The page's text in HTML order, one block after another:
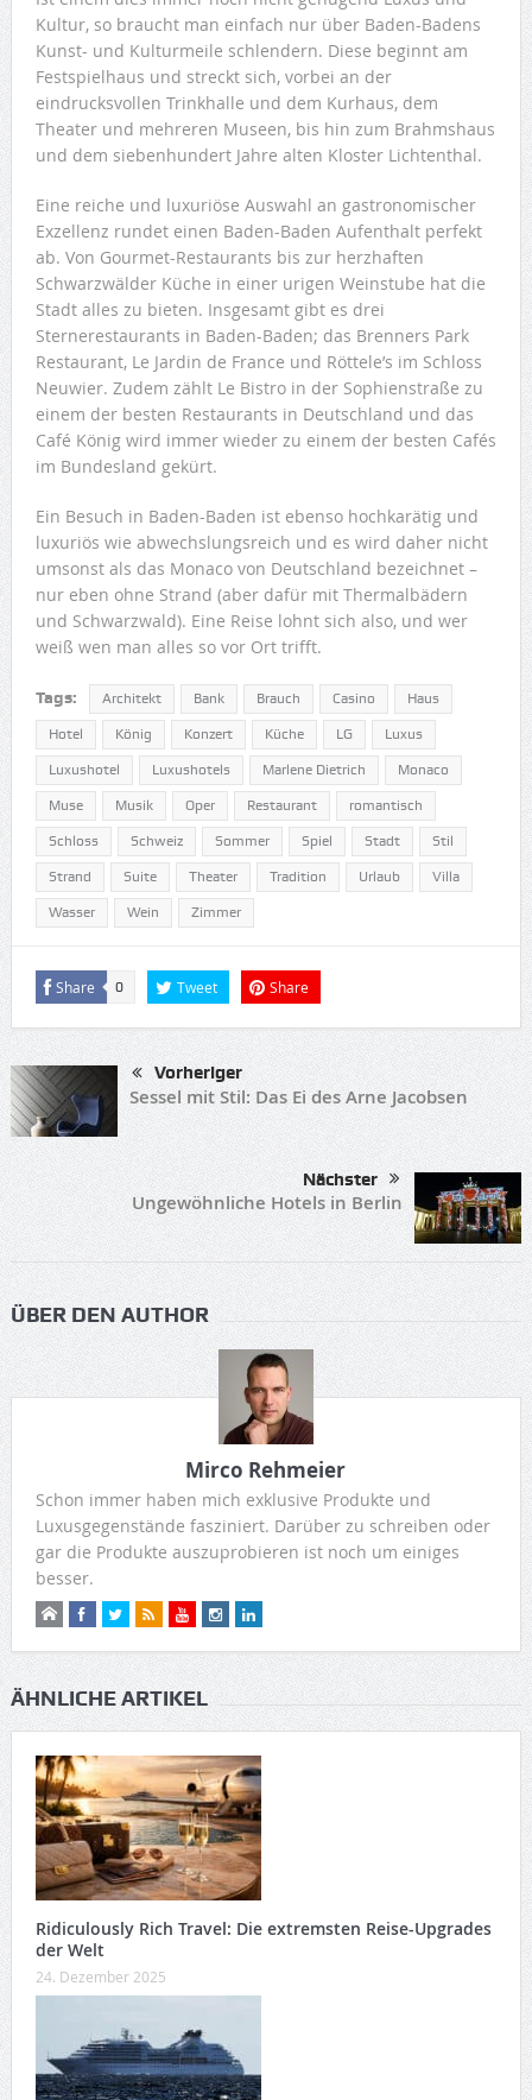
Kultur, so braucht man einfach nur über Baden-Badens
Kunst- und Kulturmeile schlendern. Diese beginnt am
Festspielhaus und streckt sich, vorbei an der
eindrucksvollen Trinkhalle und dem Kurhaus, dem
Theater und mehreren Museen, bis hin zum Brahmshaus
und dem siebenhundert Jahre alten Kloster Lichtenthal.
Eine reiche und luxuriöse Auswahl an gastronomischer
Exzellenz rundet einen Baden-Baden Aufenthalt perfekt
ab. Von Gourmet-Restaurants bis zur herzhaften
Schwarzwälder Küche in einer urigen Weinstube hat die
Stadt alles zu bieten. Insgesamt gibt es drei
Sternerestaurants in Baden-Baden; das Brenners Park
Restaurant, Le Jardin de France und Röttele’s im Schloss
Neuwier. Zudem zählt Le Bistro in der Sophienstraße zu
einem der besten Restaurants in Deutschland und das
Café König wird immer wieder zu einem der besten Cafés
im Bundesland gekürt.
Ein Besuch in Baden-Baden ist ebenso hochkarätig und
luxuriös wie abwechslungsreich und es wird daher nicht
umsonst als das Monaco von Deutschland bezeichnet –
nur eben ohne Strand (aber dafür mit Thermalbädern
und Schwarzwald). Eine Reise lohnt sich also, und wer
weiß wen man alles so vor Ort trifft.
Tags: Architekt Bank Brauch Casino Haus
Hotel König Konzert Küche LG Luxus
Luxushotel Luxushotels Marlene Dietrich Monaco
Muse Musik Oper Restaurant romantisch
Schloss Schweiz Sommer Spiel Stadt Stil
Strand Suite Theater Tradition Urlaub Villa
Wasser Wein Zimmer
Share 0 Tweet Share
Vorheriger
Sessel mit Stil: Das Ei des Arne Jacobsen
Nächster
Ungewöhnliche Hotels in Berlin
ÜBER DEN AUTHOR
Mirco Rehmeier
Schon immer haben mich exklusive Produkte und
Luxusgegenstände fasziniert. Darüber zu schreiben oder
gar die Produkte auszuprobieren ist noch um einiges
besser.
ÄHNLICHE ARTIKEL
Ridiculously Rich Travel: Die extremsten Reise-Upgrades
der Welt
24. Dezember 2025